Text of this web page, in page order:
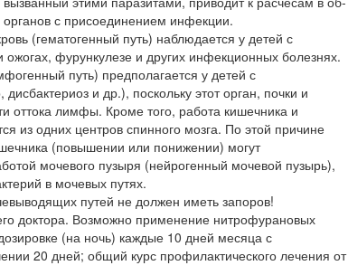
с присоединением инфекции.
(гематогенный путь) наблюдается у детей с
фурункулезе и других инфекционных болезнях.
путь) предполагается у детей с
и др.), поскольку этот ор­ган, почки и
оттока лимфы. Кроме того, работа кишечника и
из одних центров спинного мозга. По этой причине
(повышении или понижении) могут
мочевого пузыря (нейрогенный мочевой пузырь),
в мочевых путях.
путей не должен иметь запоров!
доктора. Возможно применение нитрофурановых
(на ночь) каждые 10 дней месяца с
20 дней; общий курс профилактического лечения от